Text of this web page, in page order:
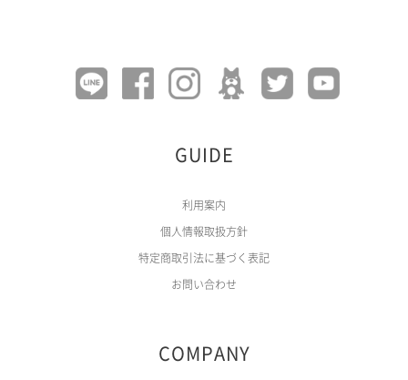
GUIDE
利用案内
個人情報取扱方針
特定商取引法に基づく表記
お問い合わせ
COMPANY